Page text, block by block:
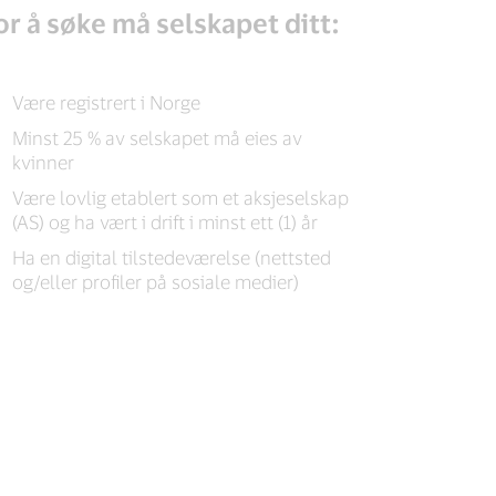
å søke må selskapet ditt:
Være registrert i Norge
Minst 25 % av selskapet må eies av
kvinner
Være lovlig etablert som et aksjeselskap
(AS) og ha vært i drift i minst ett (1) år
Ha en digital tilstedeværelse (nettsted
og/eller profiler på sosiale medier)